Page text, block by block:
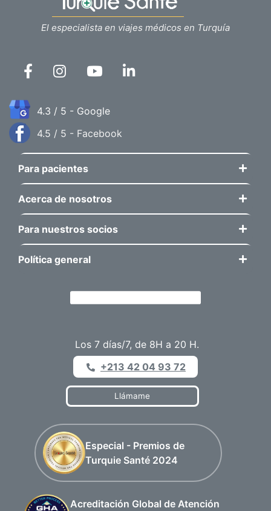
El especialista en viajes médicos en Turquía
4.3 / 5 - Google
4.5 / 5 - Facebook
Para pacientes
Acerca de nosotros
Para nuestros socios
Política general
Los 7 días/7, de 8H a 20 H.
+213 42 04 93 72
Llámame
Especial - Premios de
Turquie Santé 2024
Acreditación Global de Atención